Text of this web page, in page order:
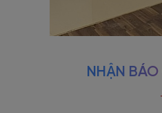
NHẬN BÁO